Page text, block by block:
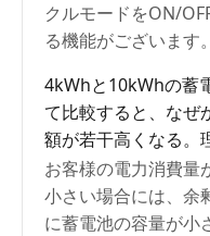
クルモードをON/
る機能がございます
4kWhと10kWhの蓄
て比較すると、なぜ
額が若干高くなる。
お客様の電力消費量
小さい場合には、余
に蓄電池の容量が小